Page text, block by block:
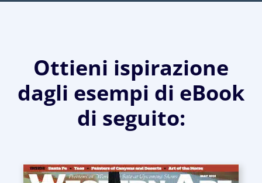
Ottieni ispirazione
dagli esempi di eBook
di seguito: